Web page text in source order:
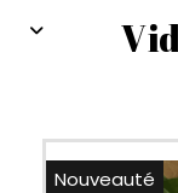
Nouveauté